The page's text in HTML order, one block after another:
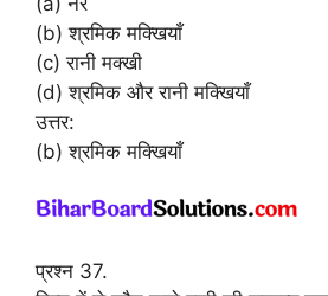
(b) श्रमिक मक्खियाँ
(c) रानी मक्खी
(d) श्रमिक और रानी मक्खियाँ
उत्तर:
(b) श्रमिक मक्खियाँ
प्रश्न 37.